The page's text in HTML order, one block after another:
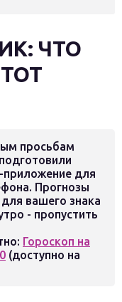
ЧТО
просьбам
приложение для
Прогнозы
вашего знака
- пропустить
Гороскоп на
(доступно на